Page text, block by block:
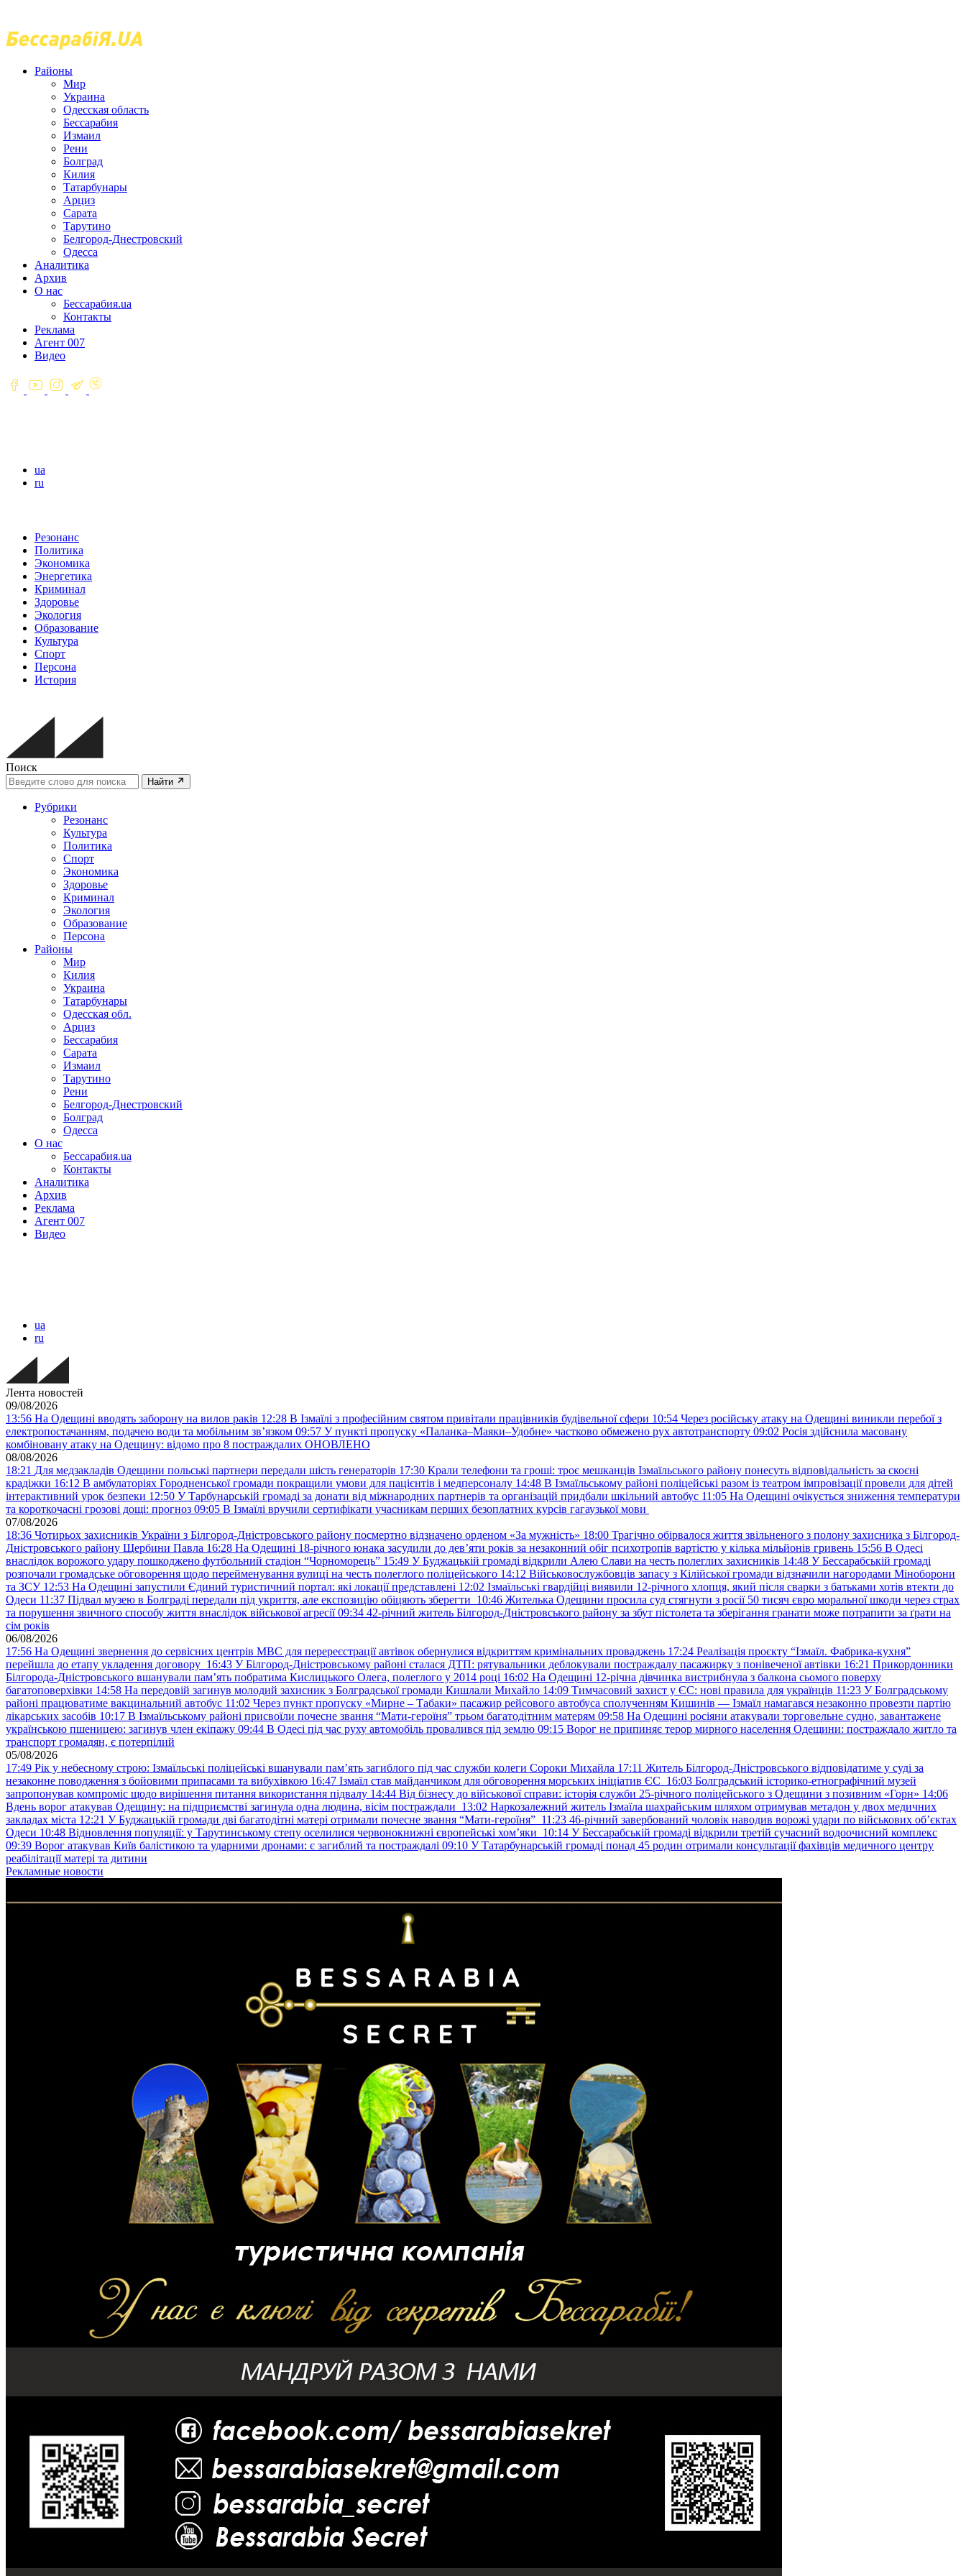
Районы
Мир
Украина
Одесская область
Бессарабия
Измаил
Рени
Болград
Килия
Татарбунары
Арциз
Сарата
Тарутино
Белгород-Днестровский
Одесса
Аналитика
Архив
О нас
Бессарабия.ua
Контакты
Реклама
Агент 007
Видео
ua
ru
Резонанс
Политика
Экономика
Энергетика
Криминал
Здоровье
Экология
Образование
Культура
Спорт
Персона
История
Поиск
Найти
Рубрики
Резонанс
Культура
Политика
Спорт
Экономика
Здоровье
Криминал
Экология
Образование
Персона
Районы
Мир
Килия
Украина
Татарбунары
Одесская обл.
Арциз
Бессарабия
Сарата
Измаил
Тарутино
Рени
Белгород-Днестровский
Болград
Одесса
О нас
Бессарабия.ua
Контакты
Аналитика
Архив
Реклама
Агент 007
Видео
ua
ru
Лента новостей
09/08/2026
13:56 На Одещині вводять заборону на вилов раків 12:28 В Ізмаїлі з професійним святом привітали працівників будівельної сфери 10:54 Через російську атаку на Одещині виникли перебої з
електропостачанням, подачею води та мобільним звʼязком 09:57 У пункті пропуску «Паланка–Маяки–Удобне» частково обмежено рух автотранспорту 09:02 Росія здійснила масовану
комбіновану атаку на Одещину: відомо про 8 постраждалих ОНОВЛЕНО
08/08/2026
18:21 Для медзакладів Одещини польські партнери передали шість генераторів 17:30 Крали телефони та гроші: троє мешканців Ізмаїльського району понесуть відповідальність за скоєні
крадіжки 16:12 В амбулаторіях Городненської громади покращили умови для пацієнтів і медперсоналу 14:48 В Ізмаїльському районі поліцейські разом із театром імпровізації провели для дітей
інтерактивний урок безпеки 12:50 У Тарбунарській громаді за донати від міжнародних партнерів та організацій придбали шкільний автобус 11:05 На Одещині очікується зниження температури
та короткочасні грозові дощі: прогноз 09:05 В Ізмаїлі вручили сертифікати учасникам перших безоплатних курсів гагаузької мови
07/08/2026
18:36 Чотирьох захисників України з Білгород-Дністровського району посмертно відзначено орденом «За мужність» 18:00 Трагічно обірвалося життя звільненого з полону захисника з Білгород-
Дністровського району Щербини Павла 16:28 На Одещині 18-річного юнака засудили до дев’яти років за незаконний обіг психотропів вартістю у кілька мільйонів гривень 15:56 В Одесі
внаслідок ворожого удару пошкоджено футбольний стадіон “Чорноморець” 15:49 У Буджацькій громаді відкрили Алею Слави на честь полеглих захисників 14:48 У Бессарабській громаді
розпочали громадське обговорення щодо перейменування вулиці на честь полеглого поліцейського 14:12 Військовослужбовців запасу з Кілійської громади відзначили нагородами Міноборони
та ЗСУ 12:53 На Одещині запустили Єдиний туристичний портал: які локації представлені 12:02 Ізмаїльські гвардійці виявили 12-річного хлопця, який після сварки з батьками хотів втекти до
Одеси 11:37 Підвал музею в Болграді передали під укриття, але експозицію обіцяють зберегти 10:46 Жителька Одещини просила суд стягнути з росії 50 тисяч євро моральної шкоди через страх
та порушення звичного способу життя внаслідок військової агресії 09:34 42-річний житель Білгород-Дністровського району за збут пістолета та зберігання гранати може потрапити за ґрати на
сім років
06/08/2026
17:56 На Одещині звернення до сервісних центрів МВС для перереєстрації автівок обернулися відкриттям кримінальних проваджень 17:24 Реалізація проєкту “Ізмаїл. Фабрика-кухня”
перейшла до етапу укладення договору 16:43 У Білгород-Дністровському районі сталася ДТП: рятувальники деблокували постраждалу пасажирку з понівеченої автівки 16:21 Прикордонники
Білгорода-Дністровського вшанували пам’ять побратима Кислицького Олега, полеглого у 2014 році 16:02 На Одещині 12-річна дівчинка вистрибнула з балкона сьомого поверху
багатоповерхівки 14:58 На передовій загинув молодий захисник з Болградської громади Кишлали Михайло 14:09 Тимчасовий захист у ЄС: нові правила для українців 11:23 У Болградському
районі працюватиме вакцинальний автобус 11:02 Через пункт пропуску «Мирне – Табаки» пасажир рейсового автобуса сполученням Кишинів — Ізмаїл намагався незаконно провезти партію
лікарських засобів 10:17 В Ізмаїльському районі присвоїли почесне звання “Мати-героїня” трьом багатодітним матерям 09:58 На Одещині росіяни атакували торговельне судно, завантажене
українською пшеницею: загинув член екіпажу 09:44 В Одесі під час руху автомобіль провалився під землю 09:15 Ворог не припиняє терор мирного населення Одещини: постраждало житло та
транспорт громадян, є потерпілий
05/08/2026
17:49 Рік у небесному строю: Ізмаїльські поліцейські вшанували пам’ять загиблого під час служби колеги Сороки Михайла 17:11 Житель Білгород-Дністровського відповідатиме у суді за
незаконне поводження з бойовими припасами та вибухівкою 16:47 Ізмаїл став майданчиком для обговорення морських ініціатив ЄС 16:03 Болградський історико-етнографічний музей
запропонував компроміс щодо вирішення питання використання підвалу 14:44 Від бізнесу до військової справи: історія служби 25-річного поліцейського з Одещини з позивним «Горн» 14:06
Вдень ворог атакував Одещину: на підприємстві загинула одна людина, вісім постраждали 13:02 Наркозалежний житель Ізмаїла шахрайським шляхом отримував метадон у двох медичних
закладах міста 12:21 У Буджацькій громади дві багатодітні матері отримали почесне звання “Мати-героїня” 11:23 46-річний завербований чоловік наводив ворожі удари по військових обʼєктах
Одеси 10:48 Відновлення популяції: у Тарутинському степу оселилися червонокнижні європейські хом’яки 10:14 У Бессарабській громаді відкрили третій сучасний водоочисний комплекс
09:39 Ворог атакував Київ балістикою та ударними дронами: є загиблий та постраждалі 09:10 У Татарбунарській громаді понад 45 родин отримали консультації фахівців медичного центру
реабілітації матері та дитини
Рекламные новости